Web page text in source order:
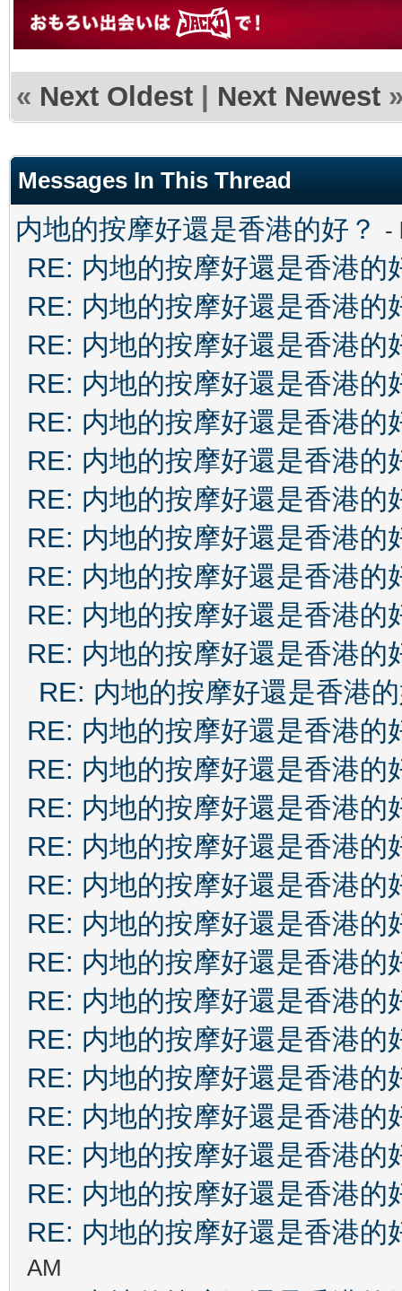
« Next Oldest | Next Newest
Messages In This Thread
内地的按摩好還是香港的好？ -
RE: 内地的按摩好還是香港的
RE: 内地的按摩好還是香港的
RE: 内地的按摩好還是香港的
RE: 内地的按摩好還是香港的
RE: 内地的按摩好還是香港的
RE: 内地的按摩好還是香港的
RE: 内地的按摩好還是香港的
RE: 内地的按摩好還是香港的
RE: 内地的按摩好還是香港的
RE: 内地的按摩好還是香港的
RE: 内地的按摩好還是香港的
RE: 内地的按摩好還是香港
RE: 内地的按摩好還是香港的
RE: 内地的按摩好還是香港的
RE: 内地的按摩好還是香港的
RE: 内地的按摩好還是香港的
RE: 内地的按摩好還是香港的
RE: 内地的按摩好還是香港的
RE: 内地的按摩好還是香港的
RE: 内地的按摩好還是香港的
RE: 内地的按摩好還是香港的
RE: 内地的按摩好還是香港的
RE: 内地的按摩好還是香港的
RE: 内地的按摩好還是香港的
RE: 内地的按摩好還是香港的
RE: 内地的按摩好還是香港的
AM